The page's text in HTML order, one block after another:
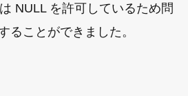
NULL を許可しているため問
ることができました。